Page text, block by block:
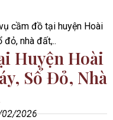
cầm đồ tại huyện Hoài
nhà đất,..
Huyện Hoài
Sổ Đỏ, Nhà
2026